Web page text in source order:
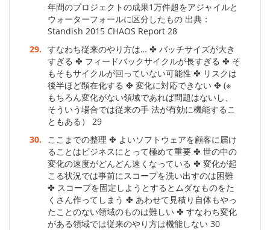
年間のプロジェクトの成果1万件超をアジャイルと
ウォーターフォールに区分したもの 出典：
Standish 2015 CHAOS Report 28
29. すなわち従来のやり方は… ✤ バッチサイズが大き
すぎる ✤ フィードバックサイクルが長すぎる ✤ そ
もそもサイクルが回っていない可能性 ✤ リスクは
後半ほど顕在化する ✤ 変化に対応できない ✤ (※
もちろん変化がない領域であれば問題はないし、
そういう場合では従来の手 法が有効に機能するこ
ともある） 29
30.
ここまでの整理 ✤ よいソフトウェアを顧客に届け
ることはビジネスにとって極めて重要 ✤ 世の中の
変化の速度がどんどん速くなっている ✤ 変化が起
こる状況では事前にスコープを洗い出すのは困難
✤ スコープを固定しようとするとムダなものをた
くさん作ってしまう ✤ あわせて見積り自体もやっ
たことのない領域のものは難しい ✤ すなわち変化
がある領域では従来のやり方は機能しない 30